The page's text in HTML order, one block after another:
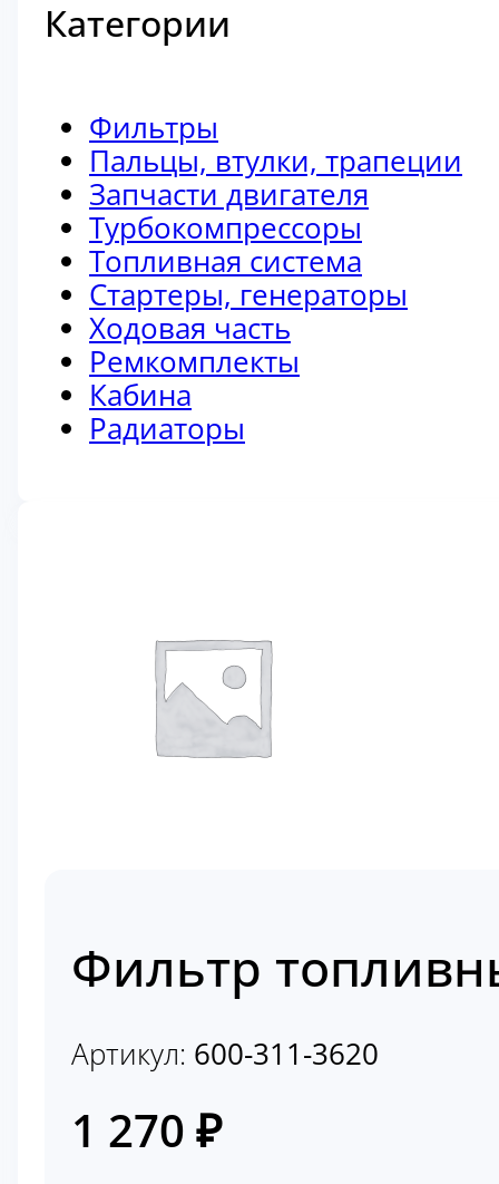
Категории
Фильтры
Пальцы, втулки, трапеции
Запчасти двигателя
Турбокомпрессоры
Топливная система
Стартеры, генераторы
Ходовая часть
Ремкомплекты
Кабина
Радиаторы
Фильтр
Артикул: 600-311-3620
1 270 ₽